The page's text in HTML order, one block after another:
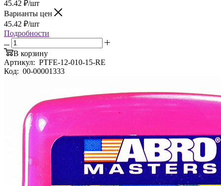
45.42 ₽/шт
Варианты цен
45.42 ₽/шт
Подробности
В корзину
Артикул: PTFE-12-010-15-RE
Код: 00-00001333